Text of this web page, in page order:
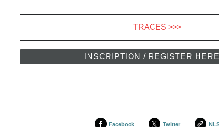
TRACES >>>
INSCRIPTION / REGISTER
Facebook Twitter